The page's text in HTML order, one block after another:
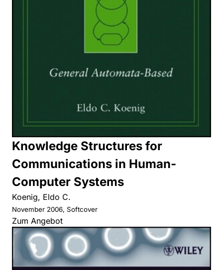
Knowledge Structures for
Communications in Human-
Computer Systems
Koenig, Eldo C.
November 2006, Softcover
Zum Angebot